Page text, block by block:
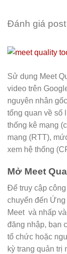
Đánh giá post
Sử dụng Meet
video trên
nguyên nhân
tổng quan về số
thống kê mạng
mạng (RTT),
xem hệ thống
Mở Meet
Để truy cập
chuyển đến Ứng
Meet và nhấp
đăng nhập, bạn
tổ chức hoặc
kỳ trang quản trị